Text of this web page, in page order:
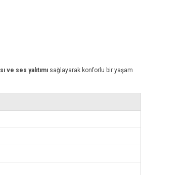
Isı ve ses yalıtımı sağlayarak konforlu bir yaşam